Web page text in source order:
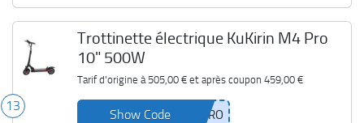
13
Trottinette électrique KuKirin M4 Pro
10" 500W
Tarif d'origine à 505,00 €et après coupon 459,00 €
Show Code